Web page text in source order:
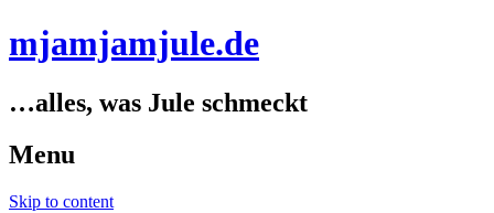
mjamjamjule.de
…alles, was Jule schmeckt
Menu
Skip to content